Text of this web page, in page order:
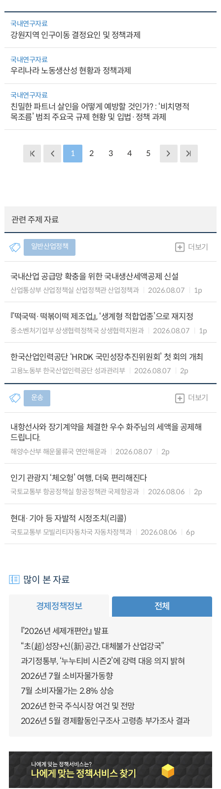
국내연구자료
강원지역 인구이동 결정요인 및 정책과제
국내연구자료
우리나라 노동생산성 현황과 정책과제
국내연구자료
친밀한 파트너 살인을 어떻게 예방할 것인가? : ‘비치명적
목조름’ 범죄 주요국 규제 현황 및 입법·정책 과제
1 2 3 4 5
관련 주제 자료
일반산업정책 더보기
국내산업 공급망 확충을 위한 국내생산세액공제 신설
산업통상부 산업정책실 산업정책관 산업정책과 2026.08.07 1p
『떡국떡·떡볶이떡 제조업』, ‘생계형 적합업종’으로 재지정
중소벤처기업부 상생협력정책국 상생협력지원과 2026.08.07 1p
한국산업인력공단 ‘HRDK 국민성장추진위원회’ 첫 회의 개최
고용노동부 한국산업인력공단 성과관리부 2026.08.07 2p
운송 더보기
내항선사와 장기계약을 체결한 우수 화주님의 세액을 공제해
드립니다.
해양수산부 해운물류국 연안해운과 2026.08.07 2p
인기 관광지 ‘체오헝’ 여행, 더욱 편리해진다
국토교통부 항공정책실 항공정책관 국제항공과 2026.08.06 2p
현대·기아 등 자발적 시정조치(리콜)
국토교통부 모빌리티자동차국 자동차정책과 2026.08.06 6p
많이 본 자료
경제정책정보 전체
『2026년 세제개편안』 발표
“초(超)성장+신(新)공간, 대체불가 산업강국”
과기정통부, ‘누누티비 시즌2’에 강력 대응 의지 밝혀
2026년 7월 소비자물가동향
7월 소비자물가는 2.8% 상승
2026년 한국 주식시장 여건 및 전망
2026년 5월 경제활동인구조사 고령층 부가조사 결과